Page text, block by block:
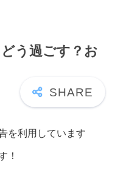
どう過ごす？お
を利用しています
！